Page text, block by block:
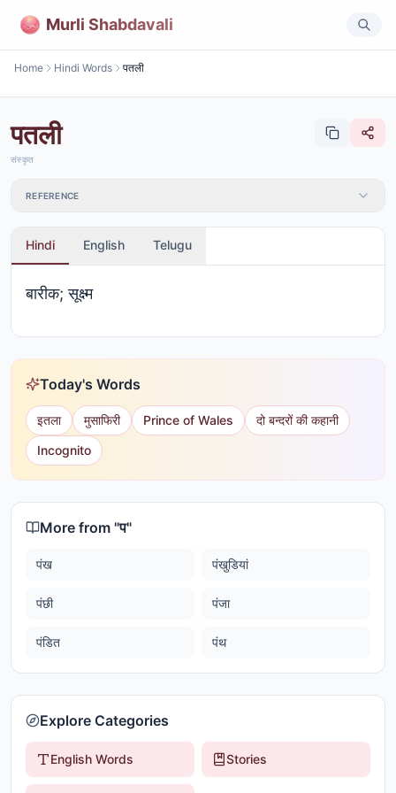
Murli Shabdavali
Home Hindi Words पतली
पतली
संस्कृत
REFERENCE
Hindi English Telugu
बारीक; सूक्ष्म
Today's Words
इतला मुसाफिरी Prince of Wales
दो बन्दरों की कहानी
Incognito
More from "प"
पंख पंखुडियां
पंछी पंजा
पंडित पंथ
Explore Categories
English Words Stories